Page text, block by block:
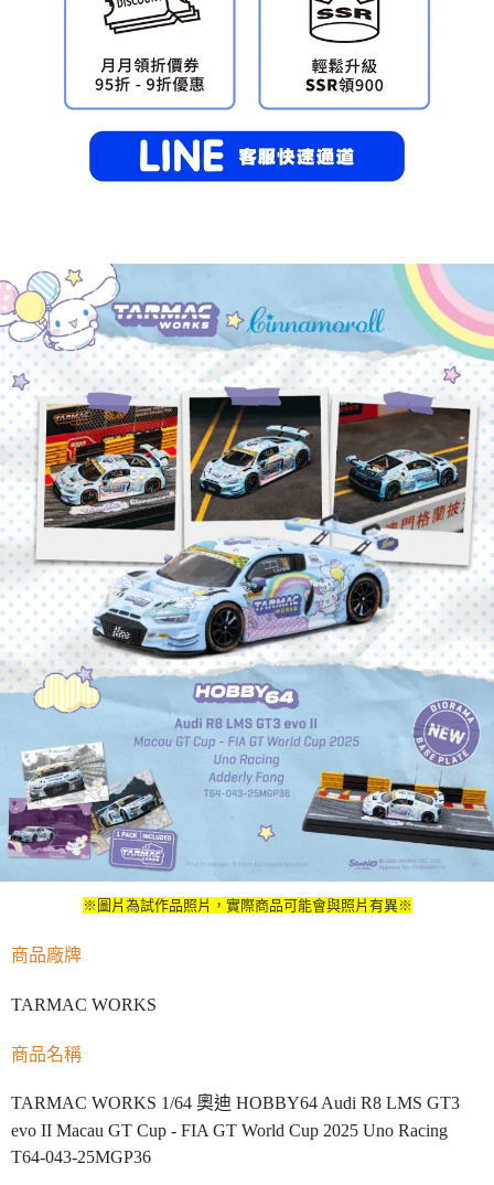
※圖片為試作品照片，實際商品可能會與照片有異※
商品廠牌
TARMAC WORKS
商品名稱
TARMAC WORKS 1/64 奧迪 HOBBY64 Audi R8 LMS GT3
evo II Macau GT Cup - FIA GT World Cup 2025 Uno Racing
T64-043-25MGP36